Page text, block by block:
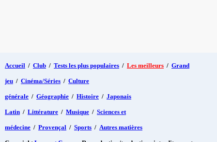
Accueil / Club / Tests les plus populaires / Les meilleurs / Grand
jeu / Cinéma/Séries / Culture
générale / Géographie / Histoire / Japonais
Latin / Littérature / Musique / Sciences et
médecine / Provençal / Sports / Autres matières